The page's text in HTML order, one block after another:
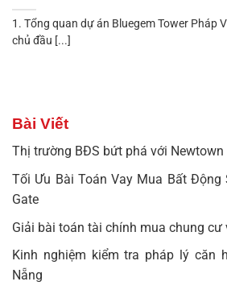
1. Tổng quan dự án Bluegem Tower Pháp
chủ đầu [...]
Bài Viết
Thị trường BĐS bứt phá với Newtown
Tối Ưu Bài Toán Vay Mua Bất Động
Gate
Giải bài toán tài chính mua chung
Kinh nghiệm kiểm tra pháp lý căn
Nẵng